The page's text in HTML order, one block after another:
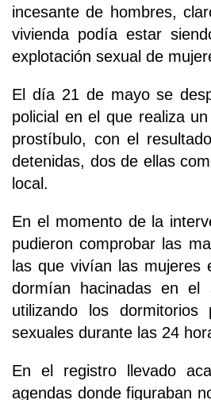
incesante de hombres,
vivienda podía estar
explotación sexual de
El día 21 de mayo se
policial en el que realiza
prostíbulo, con el
detenidas, dos de ellas
local.
En el momento de la
pudieron comprobar las
las que vivían las mujeres
dormían hacinadas en el
utilizando los dormitorios
sexuales durante las 24
En el registro llevado
agendas donde figuraban